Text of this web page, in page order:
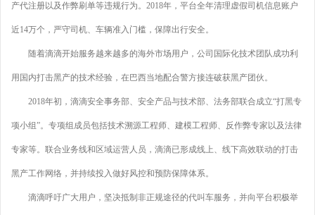
产代注册以及作弊刷单等违规行为。2018年，平台全年清理虚假司机信息账户
近14万个，严守司机、车辆准入门槛，保障出行安全。
随着滴滴开始服务越来越多的海外市场用户，公司国际化技术团队成功利
用国内打击黑产的技术经验，在巴西当地配合警方接连破获黑产团伙。
2018年初，滴滴安全事务部、安全产品与技术部、法务部联合成立“打黑专
项小组”。专项组成员包括技术溯源工程师、建模工程师、反作弊专家以及法律
专家等。联合业务线和区域运营人员，滴滴已形成线上、线下高效联动的打击
黑产工作网络，并持续投入做好风控和预防保障体系。
滴滴呼吁广大用户，坚决抵制非正规途径的代叫车服务，并向平台积极举